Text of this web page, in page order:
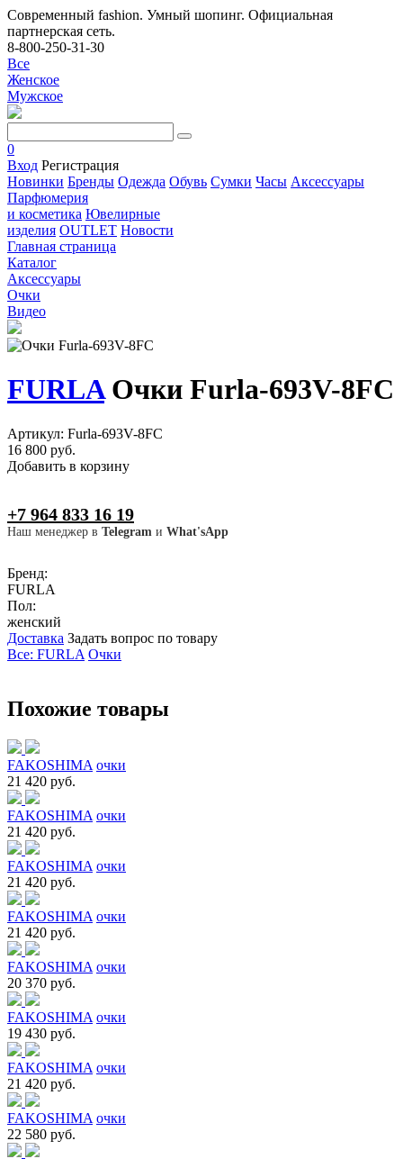
Современный fashion. Умный шопинг. Официальная
партнерская сеть.
8-800-250-31-30
Все
Женское
Мужское
0
Вход Регистрация
Новинки Бренды Одежда Обувь Сумки Часы Аксессуары
Парфюмерия
и косметика Ювелирные
изделия OUTLET Новости
Главная страница
Каталог
Аксессуары
Очки
Видео
FURLAОчки Furla-693V-8FC
Артикул: Furla-693V-8FC
16 800 руб.
Добавить в корзину
+7 964 833 16 19
Наш менеджер в Telegram и What'sApp
Бренд:
FURLA
Пол:
женский
Доставка Задать вопрос по товару
Все: FURLA Очки
Похожие товары
FAKOSHIMA очки
21 420 руб.
FAKOSHIMA очки
21 420 руб.
FAKOSHIMA очки
21 420 руб.
FAKOSHIMA очки
21 420 руб.
FAKOSHIMA очки
20 370 руб.
FAKOSHIMA очки
19 430 руб.
FAKOSHIMA очки
21 420 руб.
FAKOSHIMA очки
22 580 руб.